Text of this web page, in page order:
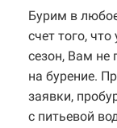
Бурим в
счет того,
сезон, Вам не
на бурение.
заявки,
с питьевой